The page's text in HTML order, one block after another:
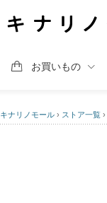
お買いもの
キナリノモール › ストア一覧 ›